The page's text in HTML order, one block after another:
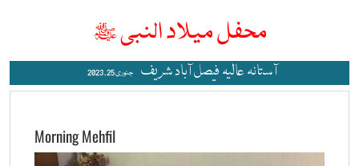
محفل میلاد النبی ﷺ
جنوری 25 , 2023 آستانہ عالیہ فیصل آباد شریف
Morning Mehfil